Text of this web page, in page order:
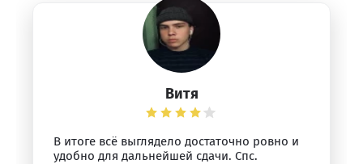
Витя
В итоге всё выглядело достаточно ровно и
удобно для дальнейшей сдачи. Спс.